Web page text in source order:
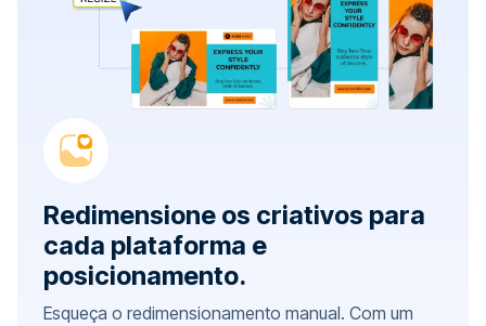
Redimensione os criativos para
cada plataforma e
posicionamento.
Esqueça o redimensionamento manual. Com um